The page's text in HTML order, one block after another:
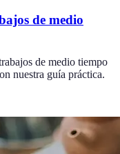
de medio
de medio tiempo
nuestra guía práctica.